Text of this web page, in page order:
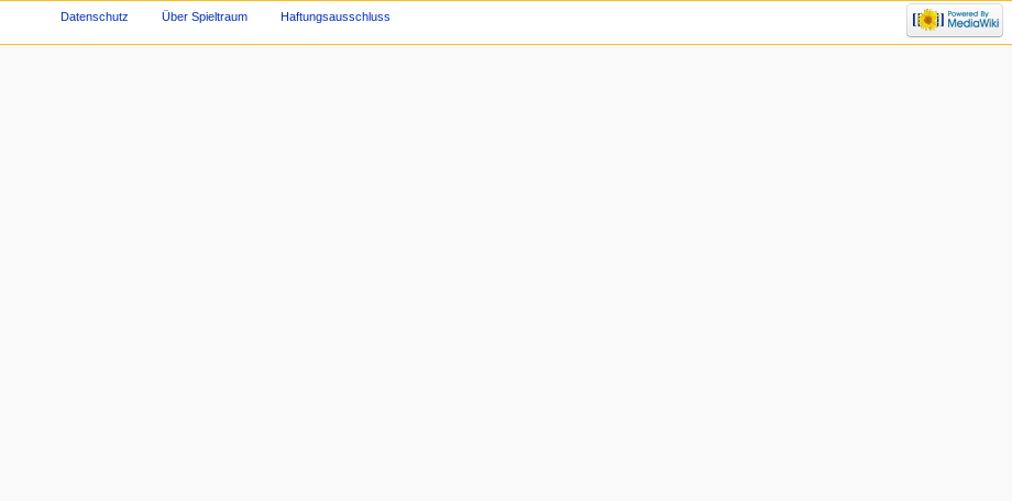
Datenschutz Über Spieltraum Haftungsausschluss